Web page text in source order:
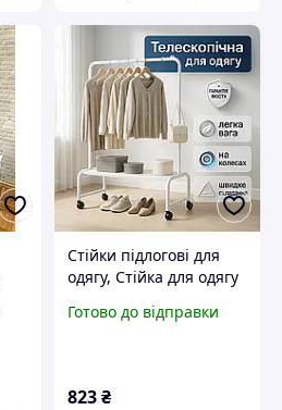
Стійки підлогові для
одягу, Стійка для одягу
вішалка передпокою
Готово до відправки
823₴